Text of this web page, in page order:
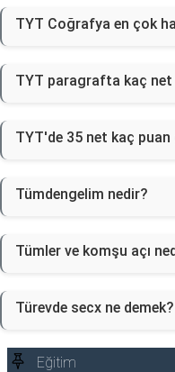
TYT Coğrafya en çok
TYT paragrafta kaç net
TYT'de 35 net kaç
Tümdengelim nedir?
Tümler ve komşu açı
Türevde secx ne demek?
Eğitim